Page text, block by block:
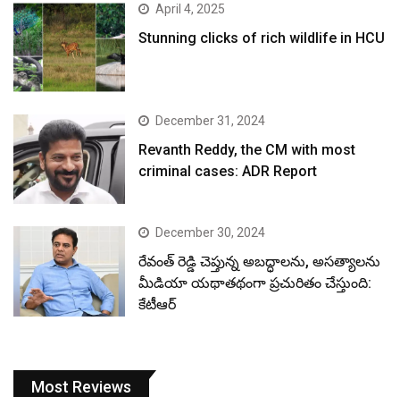
April 4, 2025
Stunning clicks of rich wildlife in HCU
December 31, 2024
Revanth Reddy, the CM with most
criminal cases: ADR Report
December 30, 2024
రేవంత్ రెడ్డి చెప్తున్న అబద్ధాలను, అసత్యాలను
మీడియా యథాతథంగా ప్రచురితం చేస్తుంది:
కేటీఆర్
Most Reviews